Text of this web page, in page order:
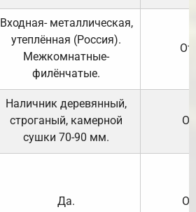
Входная- металлическая,
утеплённая (Россия).
Межкомнатные-
филёнчатые.
Наличник деревянный,
строганый, камерной
сушки 70-90 мм.
Да.